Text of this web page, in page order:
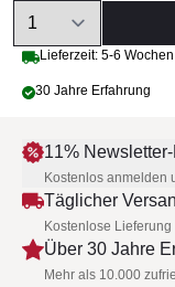
Quantity
Lieferzeit: 5-6 Wochen
30 Jahre Erfahrung
11%
Kostenlos anmelden
Täglicher
Kostenlose
Über 30 Jahre
Mehr als 10.000